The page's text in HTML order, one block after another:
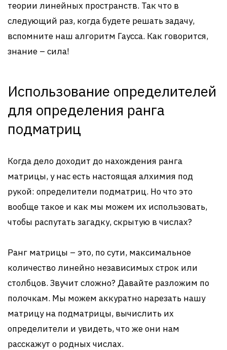
теории линейных пространств. Так что в
следующий раз, когда будете решать задачу,
вспомните наш алгоритм Гаусса. Как говорится,
знание – сила!
Использование определителей
для определения ранга
подматриц
Когда дело доходит до нахождения ранга
матрицы, у нас есть настоящая алхимия под
рукой: определители подматриц. Но что это
вообще такое и как мы можем их использовать,
чтобы распутать загадку, скрытую в числах?
Ранг матрицы – это, по сути, максимальное
количество линейно независимых строк или
столбцов. Звучит сложно? Давайте разложим по
полочкам. Мы можем аккуратно нарезать нашу
матрицу на подматрицы, вычислить их
определители и увидеть, что же они нам
расскажут о родных числах.